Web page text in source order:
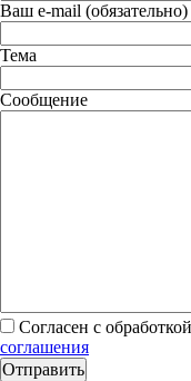
Ваш e-mail (обязательно)
Тема
Сообщение
Согласен с
соглашения